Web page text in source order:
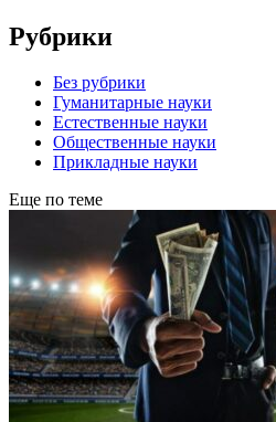
Рубрики
Без рубрики
Гуманитарные науки
Естественные науки
Общественные науки
Прикладные науки
Еще по теме